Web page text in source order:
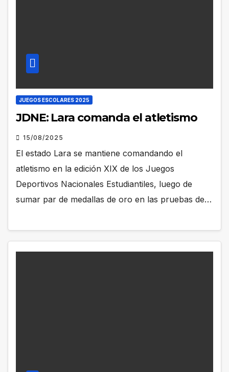
JUEGOS ESCOLARES 2025
JDNE: Lara comanda el atletismo
15/08/2025
El estado Lara se mantiene comandando el
atletismo en la edición XIX de los Juegos
Deportivos Nacionales Estudiantiles, luego de
sumar par de medallas de oro en las pruebas de…